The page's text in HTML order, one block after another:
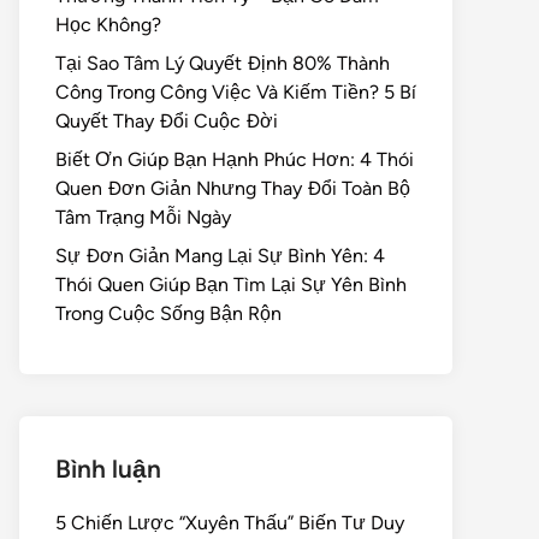
Học Không?
Tại Sao Tâm Lý Quyết Định 80% Thành
Công Trong Công Việc Và Kiếm Tiền? 5 Bí
Quyết Thay Đổi Cuộc Đời
Biết Ơn Giúp Bạn Hạnh Phúc Hơn: 4 Thói
Quen Đơn Giản Nhưng Thay Đổi Toàn Bộ
Tâm Trạng Mỗi Ngày
Sự Đơn Giản Mang Lại Sự Bình Yên: 4
Thói Quen Giúp Bạn Tìm Lại Sự Yên Bình
Trong Cuộc Sống Bận Rộn
Bình luận
5 Chiến Lược “Xuyên Thấu” Biến Tư Duy